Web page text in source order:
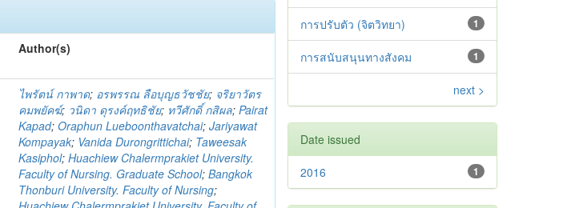
Author(s)
ไพรัตน์ กาพาด; อรพรรณ ลือบุญธวัชชัย; จริยาวัตร
คมพยัคฆ์; วนิดา ดุรงค์ฤทธิชัย; ทวีศักดิ์ กสิผล;Pairat
Kapad;Oraphun Lueboonthavatchai;Jariyawat
Kompayak; Vanida Durongrittichai; Taweesak
Kasiphol;Huachiew Chalermprakiet University.
Faculty of Nursing. Graduate School;Bangkok
Thonburi University. Faculty of Nursing;
1
การปรับตัว (จิตวิทยา)
1
การสนับสนุนทางสังคม
next >
Date issued
1
2016